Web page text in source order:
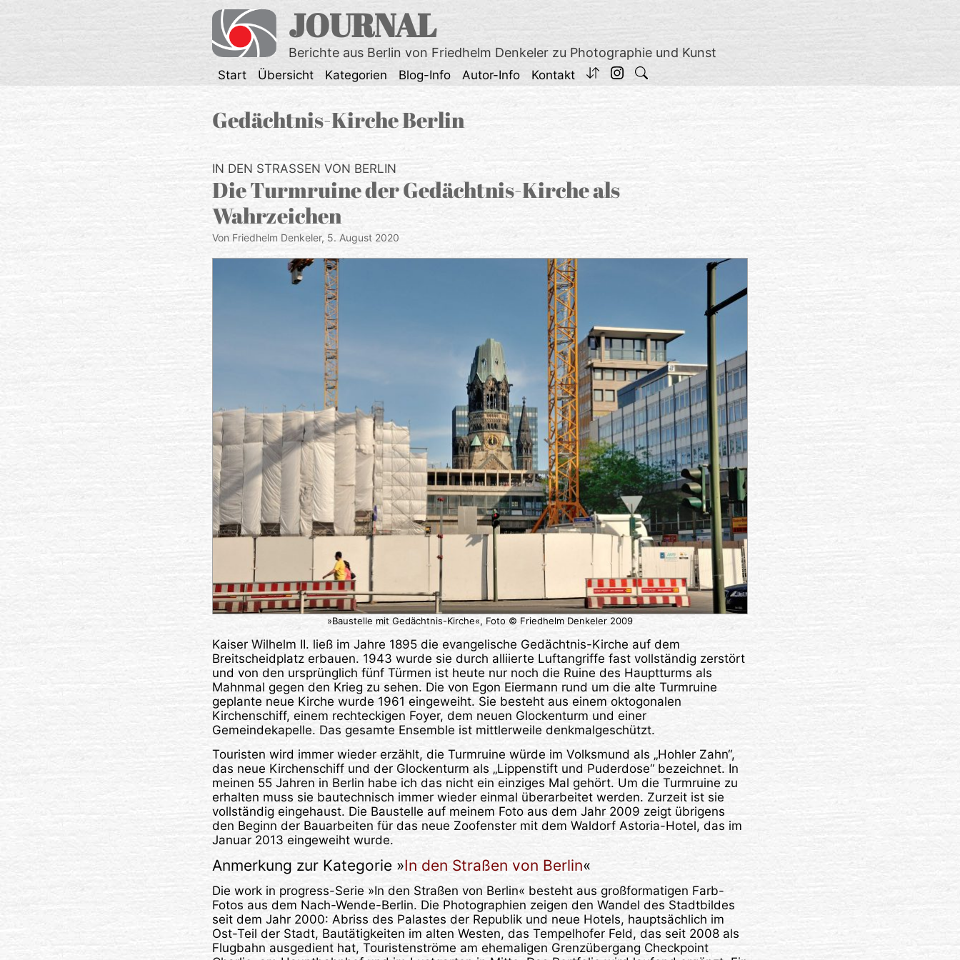
JOURNAL
Berichte aus Berlin von Friedhelm Denkeler zu Photographie und Kunst
Start Übersicht Kategorien Blog-Info Autor-Info Kontakt
Gedächtnis-Kirche Berlin
IN DEN STRASSEN VON BERLIN
Die Turmruine der Gedächtnis-Kirche als
Wahrzeichen
Von Friedhelm Denkeler, 5. August 2020
»Baustelle mit Gedächtnis-Kirche«, Foto © Friedhelm Denkeler 2009
Kaiser Wilhelm II. ließ im Jahre 1895 die evangelische Gedächtnis-Kirche auf dem
Breitscheidplatz erbauen. 1943 wurde sie durch alliierte Luftangriffe fast vollständig zerstört
und von den ursprünglich fünf Türmen ist heute nur noch die Ruine des Hauptturms als
Mahnmal gegen den Krieg zu sehen. Die von Egon Eiermann rund um die alte Turmruine
geplante neue Kirche wurde 1961 eingeweiht. Sie besteht aus einem oktogonalen
Kirchenschiff, einem rechteckigen Foyer, dem neuen Glockenturm und einer
Gemeindekapelle. Das gesamte Ensemble ist mittlerweile denkmalgeschützt.
Touristen wird immer wieder erzählt, die Turmruine würde im Volksmund als „Hohler Zahn“,
das neue Kirchenschiff und der Glockenturm als „Lippenstift und Puderdose“ bezeichnet. In
meinen 55 Jahren in Berlin habe ich das nicht ein einziges Mal gehört. Um die Turmruine zu
erhalten muss sie bautechnisch immer wieder einmal überarbeitet werden. Zurzeit ist sie
vollständig eingehaust. Die Baustelle auf meinem Foto aus dem Jahr 2009 zeigt übrigens
den Beginn der Bauarbeiten für das neue Zoofenster mit dem Waldorf Astoria-Hotel, das im
Januar 2013 eingeweiht wurde.
Anmerkung zur Kategorie »In den Straßen von Berlin«
Die work in progress-Serie »In den Straßen von Berlin« besteht aus großformatigen Farb-
Fotos aus dem Nach-Wende-Berlin. Die Photographien zeigen den Wandel des Stadtbildes
seit dem Jahr 2000: Abriss des Palastes der Republik und neue Hotels, hauptsächlich im
Ost-Teil der Stadt, Bautätigkeiten im alten Westen, das Tempelhofer Feld, das seit 2008 als
Flugbahn ausgedient hat, Touristenströme am ehemaligen Grenzübergang Checkpoint